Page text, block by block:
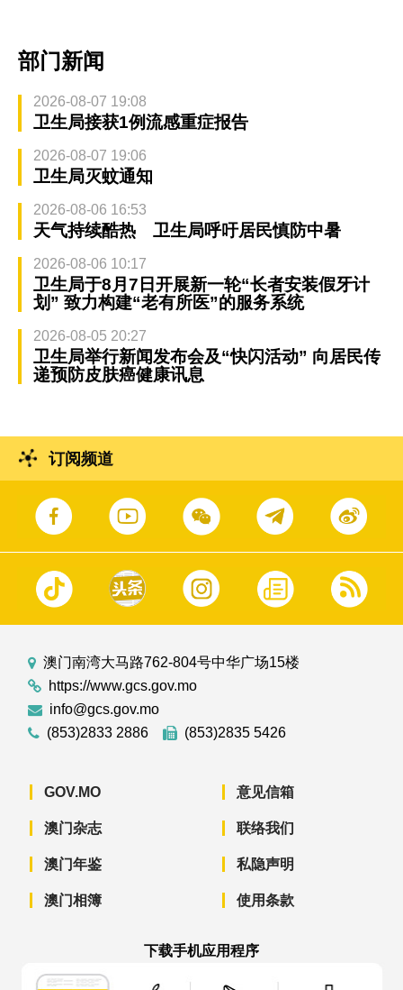
部门新闻
2026-08-07 19:08
卫生局接获1例流感重症报告
2026-08-07 19:06
卫生局灭蚊通知
2026-08-06 16:53
天气持续酷热 卫生局呼吁居民慎防中暑
2026-08-06 10:17
卫生局于8月7日开展新一轮“长者安装假牙计
划” 致力构建“老有所医”的服务系统
2026-08-05 20:27
卫生局举行新闻发布会及“快闪活动” 向居民传
递预防皮肤癌健康讯息
订阅频道
澳门南湾大马路762-804号中华广场15楼
https://www.gcs.gov.mo
info@gcs.gov.mo
(853)2833 2886
(853)2835 5426
GOV.MO
澳门杂志
澳门年鉴
澳门相簿
意见信箱
联络我们
私隐声明
使用条款
下载手机应用程序